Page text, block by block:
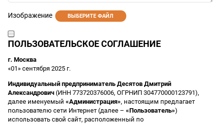
Изображение ВЫБЕРИТЕ ФАЙЛ
ПОЛЬЗОВАТЕЛЬСКОЕ СОГЛАШЕНИЕ
г. Москва
«01» сентября 2025 г.
Индивидуальный предприниматель Десятов Дмитрий
Александрович (ИНН 773720376006, ОГРНИП 304770000123791),
далее именуемый «Администрация», настоящим предлагает
пользователю сети Интернет (далее – «Пользователь»)
использовать свой сайт, расположенный по